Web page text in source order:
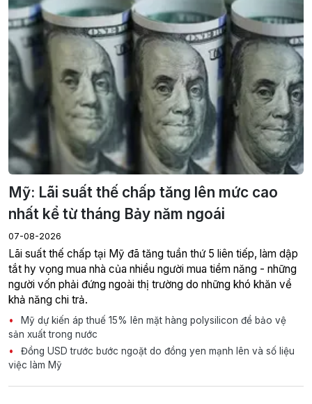
Mỹ: Lãi suất thế chấp tăng lên mức cao
nhất kể từ tháng Bảy năm ngoái
07-08-2026
Lãi suất thế chấp tại Mỹ đã tăng tuần thứ 5 liên tiếp, làm dập
tắt hy vọng mua nhà của nhiều người mua tiềm năng - những
người vốn phải đứng ngoài thị trường do những khó khăn về
khả năng chi trả.
Mỹ dự kiến áp thuế 15% lên mặt hàng polysilicon để bảo vệ
sản xuất trong nước
Đồng USD trước bước ngoặt do đồng yen mạnh lên và số liệu
việc làm Mỹ